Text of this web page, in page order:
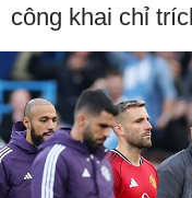
công khai chỉ